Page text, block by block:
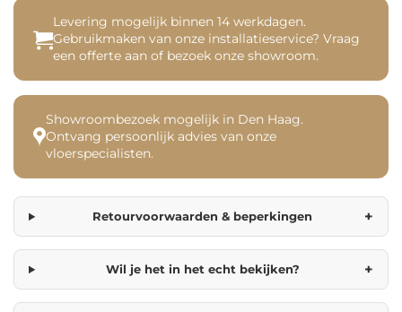
Levering mogelijk binnen 14 werkdagen.
Gebruikmaken van onze installatieservice? Vraag
een offerte aan of bezoek onze showroom.
Showroombezoek mogelijk in Den Haag.
Ontvang persoonlijk advies van onze
vloerspecialisten.
Retourvoorwaarden & beperkingen +
Wil je het in het echt bekijken? +